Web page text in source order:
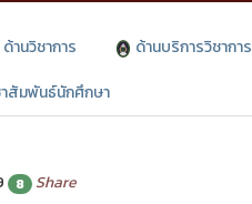
ด้านวิชาการ ด้านบริการวิชาการ
สัมพันธ์นักศึกษา
8 Share